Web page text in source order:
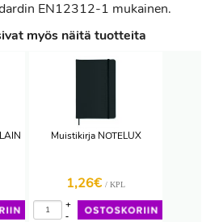
EN12312-1 mukainen.
myös näitä tuotteita
Muistikirja NOTELUX
1,26€ / KPL
-
+